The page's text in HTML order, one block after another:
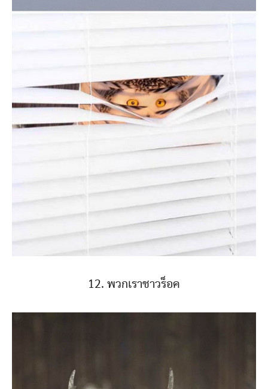
12. พวกเราชาวร็อค